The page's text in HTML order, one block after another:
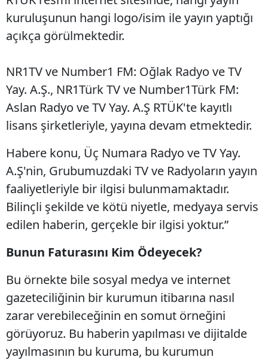
kuruluşunun hangi logo/isim ile yayın yaptığı
açıkça görülmektedir.
NR1TV ve Number1 FM: Oğlak Radyo ve TV
Yay. A.Ş., NR1Türk TV ve Number1Türk FM:
Aslan Radyo ve TV Yay. A.Ş RTÜK'te kayıtlı
lisans şirketleriyle, yayına devam etmektedir.
Habere konu, Üç Numara Radyo ve TV Yay.
A.Ş'nin, Grubumuzdaki TV ve Radyoların yayın
faaliyetleriyle bir ilgisi bulunmamaktadır.
Bilinçli şekilde ve kötü niyetle, medyaya servis
edilen haberin, gerçekle bir ilgisi yoktur.”
Bunun Faturasını Kim Ödeyecek?
Bu örnekte bile sosyal medya ve internet
gazeteciliğinin bir kurumun itibarına nasıl
zarar verebileceğinin en somut örneğini
görüyoruz. Bu haberin yapılması ve dijitalde
yayılmasının bu kuruma, bu kurumun